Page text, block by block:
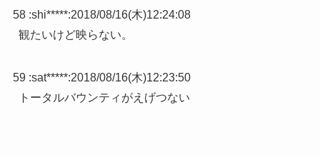
58 :shi*****:2018/08/16(木)12:24:08
観たいけど映らない。
59 :sat*****:2018/08/16(木)12:23:50
トータルバウンティがえげつない